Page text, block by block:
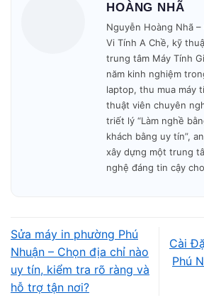
🔧 Kiểm tra – báo giá – sửa nhanh
🎁 Bảo hành minh bạch – không
Mở cửa: 09h00 – 19h30 mỗi ngày.
HOÀNG NHÃ
Nguyễn Hoàng Nhã –
Vi Tính A Chề, kỹ
trung tâm Máy Tính
năm kinh nghiệm
laptop, thu mua máy
thuật viên chuyên
triết lý “Làm nghề
khách bằng uy tín”,
xây dựng một trung
nghệ đáng tin cậy
Sửa máy in phường Phú
Nhuận – Chọn địa chỉ nào
uy tín, kiểm tra rõ ràng và
hỗ trợ tận nơi?
Cài
Phú